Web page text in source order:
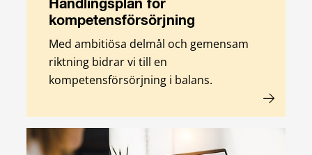
Handlingsplan för
kompetensförsörjning
Med ambitiösa delmål och gemensam
riktning bidrar vi till en
kompetensförsörjning i balans.